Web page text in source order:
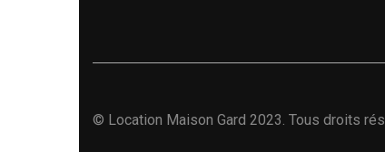
© Location Maison Gard 2023. Tous droits